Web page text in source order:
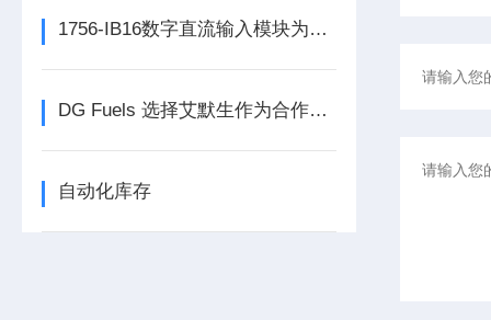
1756-IB16数字直流输入模块为整个自动化系统提供精准的数据支撑
DG Fuels 选择艾默生作为合作伙伴，为可持续生物燃料的生产提供支持
自动化库存